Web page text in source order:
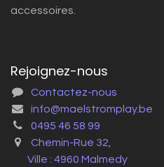
accessoires.
Rejoignez-nous
Contactez-nous
info@maelstromplay.be
0495 46 58 99
Chemin-Rue 32,
Ville : 4960 Malmedy